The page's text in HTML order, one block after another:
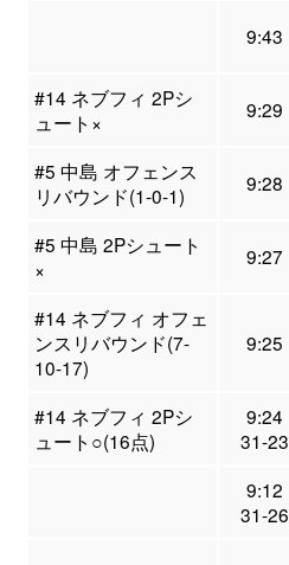
9:43
#14 ネブフィ 2Pシ
ュート×
9:29
#5 中島 オフェンス
リバウンド(1-0-1)
9:28
#5 中島 2Pシュート
×
9:27
#14 ネブフィ オフェ
ンスリバウンド(7-
10-17)
9:25
#14 ネブフィ 2Pシ
ュート○(16点)
9:24
31-23
9:12
31-26